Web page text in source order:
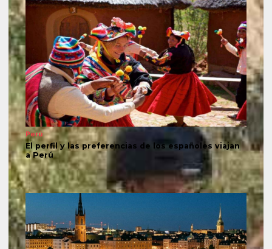
Perú
El perfil y las preferencias de los españoles viajan
a Perú